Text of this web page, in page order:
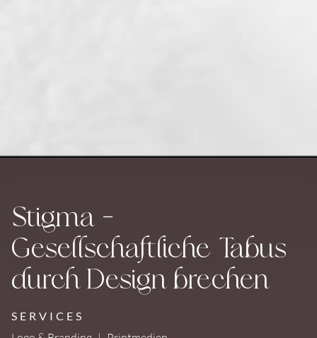
Stigma –
Gesellschaftliche Tabus
durch Design brechen
SERVICES